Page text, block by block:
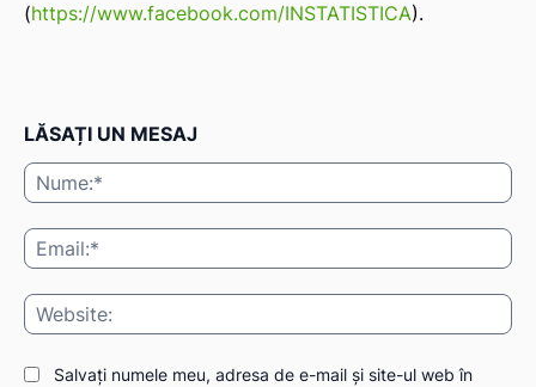
(https://www.facebook.com/INSTATISTICA).
LĂSAȚI UN MESAJ
Salvați numele meu, adresa de e-mail și site-ul web în